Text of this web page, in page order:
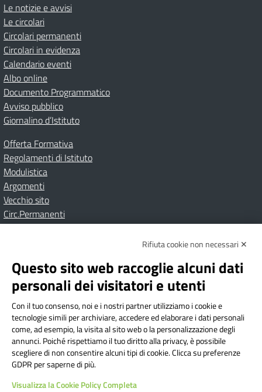
Le notizie e avvisi
Le circolari
Circolari permanenti
Circolari in evidenza
Calendario eventi
Albo online
Documento Programmatico
Avviso pubblico
Giornalino d’Istituto
Offerta Formativa
Regolamenti di Istituto
Modulistica
Argomenti
Vecchio sito
Circ.Permanenti
Albo onlinePrivacy Policy
Dichiarazione di accessibilità
Note Legali
Istituto Comprensivo Bricherasio
Via Cesare Bollea n. 3 - 10064 Bricherasio (TO) | P.E.O.:
toic84200d@istruzione.it | P.E.C.:
toic84200d@pec.istruzione.it
Codice Fiscale: 94544620019 | Cod. Meccanografico:
TOIC84200D | Codice IPA: istsc_toic84200d | Codice
Rifiuta cookie non necessari ✕
Questo sito web raccoglie alcuni dati
personali dei visitatori e utenti
Con il tuo consenso, noi e i nostri partner utilizziamo i cookie e
tecnologie simili per archiviare, accedere ed elaborare i dati personali
come, ad esempio, la visita al sito web o la personalizzazione degli
annunci. Poiché rispettiamo il tuo diritto alla privacy, è possibile
scegliere di non consentire alcuni tipi di cookie. Clicca su preferenze
GDPR per saperne di più.
Visualizza la Cookie Policy Completa